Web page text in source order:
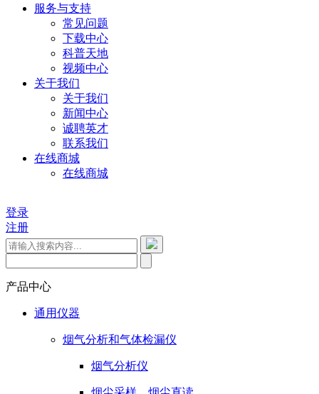
服务与支持
常见问题
下载中心
科普天地
视频中心
关于我们
关于我们
新闻中心
诚聘英才
联系我们
在线商城
在线商城
登录
注册
产品中心
通用仪器
烟气分析和气体检漏仪
烟气分析仪